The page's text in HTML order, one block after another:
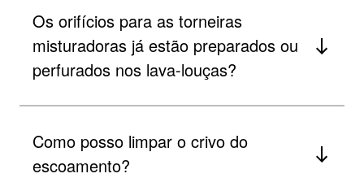
Os orifícios para as torneiras
misturadoras já estão preparados ou
perfurados nos lava-louças?
Como posso limpar o crivo do
escoamento?